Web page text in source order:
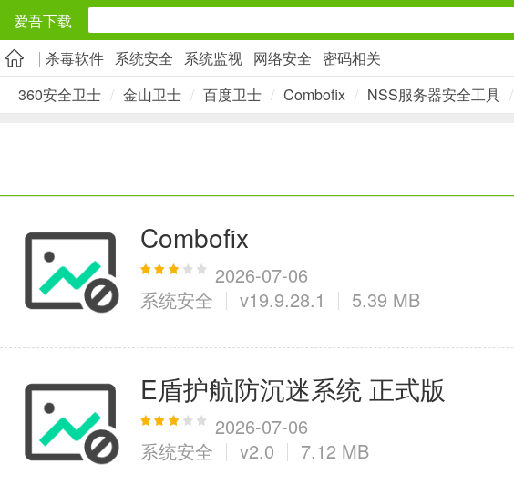
爱吾下载
安卓应用
旅游出行
实用工具
2万+款应用
资讯阅读
1万+款应用
医疗健康
杀毒软件 系统安全 系统监视 网络安全
密码相关
360安全卫士 / 金山卫士 / 百度卫士 / Combofix / NSS服务器安全工具 /
Combofix
2026-07-06
系统安全
v19.9.28.1 5.39 MB
E盾护航防沉迷系统 正式版
2026-07-06
系统安全
v2.0 7.12 MB